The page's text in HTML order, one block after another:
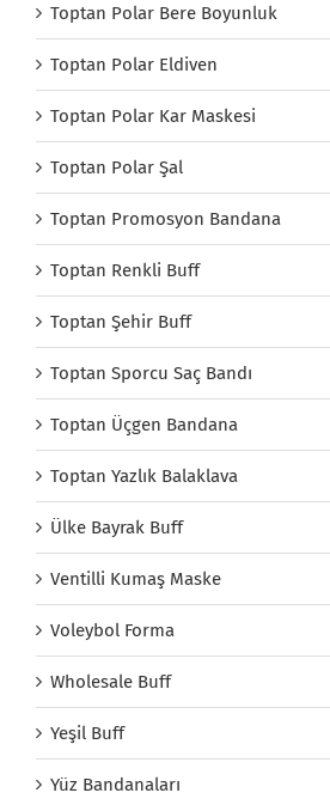
Toptan Polar Bere Boyunluk
Toptan Polar Eldiven
Toptan Polar Kar Maskesi
Toptan Polar Şal
Toptan Promosyon Bandana
Toptan Renkli Buff
Toptan Şehir Buff
Toptan Sporcu Saç Bandı
Toptan Üçgen Bandana
Toptan Yazlık Balaklava
Ülke Bayrak Buff
Ventilli Kumaş Maske
Voleybol Forma
Wholesale Buff
Yeşil Buff
Yüz Bandanaları